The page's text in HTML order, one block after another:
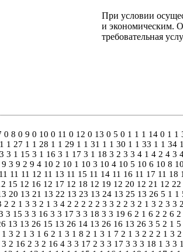
При условии
и экономическим.
требовательная
0 8 0 9 0 10 0 11 0 12 0 13 0 5 0 1 1 1 14 0 1 1
1 1 27 1 1 28 1 1 29 1 1 31 1 1 30 1 1 33 1 1 34
3 1 15 3 1 16 3 1 17 3 1 18 3 2 3 3 4 1 4 2 4 3
9 3 9 2 9 4 10 2 10 1 10 3 10 4 10 5 10 6 10 8
11 11 11 12 11 13 11 15 11 14 11 16 11 17 11 18
15 12 16 12 17 12 18 12 19 12 20 12 21 12 22
20 13 21 13 22 13 23 13 24 13 25 13 26 5 1 1
2 2 1 3 3 2 1 3 4 2 2 2 2 2 3 3 2 2 3 2 1 3 2 3 3
3 15 3 3 16 3 3 17 3 3 18 3 3 19 6 2 1 6 2 2 6 2
13 13 26 15 13 26 14 13 26 16 13 26 3 5 2 1 5
1 3 2 1 3 1 6 2 1 3 1 8 2 1 3 1 7 2 1 3 2 2 2 1 3 2
3 2 16 2 3 2 16 4 3 3 17 2 3 3 17 3 3 3 18 1 3 3